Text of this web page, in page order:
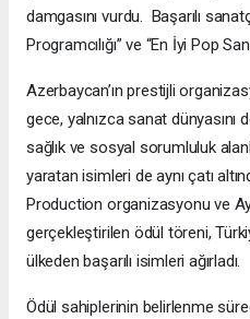
damgasını vurdu. Başarılı
Programcılığı” ve “En İyi Pop
Azerbaycan’ın prestijli
gece, yalnızca sanat dünyasını
sağlık ve sosyal sorumluluk
yaratan isimleri de aynı çatı
Production organizasyonu ve
gerçekleştirilen ödül töreni,
ülkeden başarılı isimleri ağırladı.
Ödül sahiplerinin belirlenme